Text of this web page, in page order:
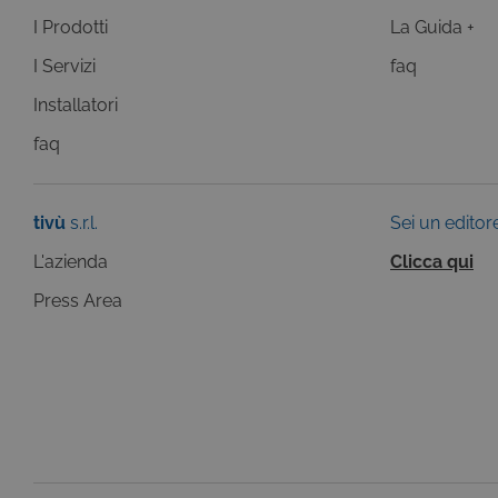
I Prodotti
I Servizi
Installatori
faq
La Guida +
faq
tivù s.r.l.
L'azienda
Press Area
Sei un
Clicca qui
Questi cookie sono
risposta ad azioni da te
ASP.NET_SessionId